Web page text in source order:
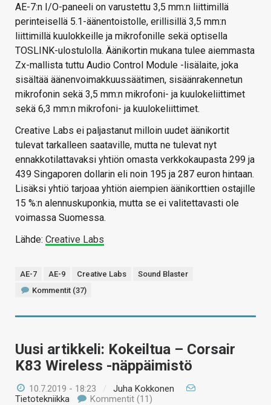
AE-7:n I/O-paneeli on varustettu 3,5 mm:n liittimillä
perinteisellä 5.1-äänentoistolle, erillisillä 3,5 mm:n
liittimillä kuulokkeille ja mikrofonille sekä optisella
TOSLINK-ulostulolla. Äänikortin mukana tulee aiemmasta
Zx-mallista tuttu Audio Control Module -lisälaite, joka
sisältää äänenvoimakkuussäätimen, sisäänrakennetun
mikrofonin sekä 3,5 mm:n mikrofoni- ja kuulokeliittimet
sekä 6,3 mm:n mikrofoni- ja kuulokeliittimet.
Creative Labs ei paljastanut milloin uudet äänikortit
tulevat tarkalleen saataville, mutta ne tulevat nyt
ennakkotilattavaksi yhtiön omasta verkkokaupasta 299 ja
439 Singaporen dollarin eli noin 195 ja 287 euron hintaan.
Lisäksi yhtiö tarjoaa yhtiön aiempien äänikorttien ostajille
15 %:n alennuskuponkia, mutta se ei valitettavasti ole
voimassa Suomessa.
Lähde: Creative Labs
AE-7 AE-9 Creative Labs
Sound Blaster
Kommentit (37)
Uusi artikkeli: Kokeiltua – Corsair
K83 Wireless -näppäimistö
10.7.2019 - 18:23 /
Juha Kokkonen
Tietotekniikka
Kommentit (11)